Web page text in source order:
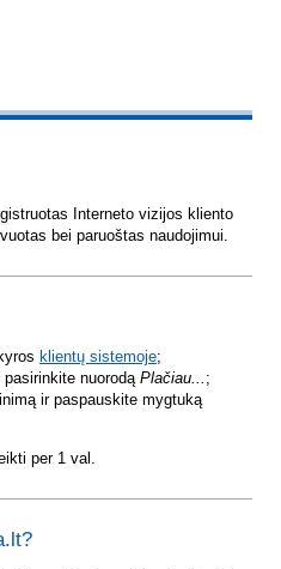
Interneto vizijos kliento
bei paruoštas naudojimui.
klientų sistemoje;
nuorodąPlačiau... ;
ir paspauskite mygtuką
per 1 val.